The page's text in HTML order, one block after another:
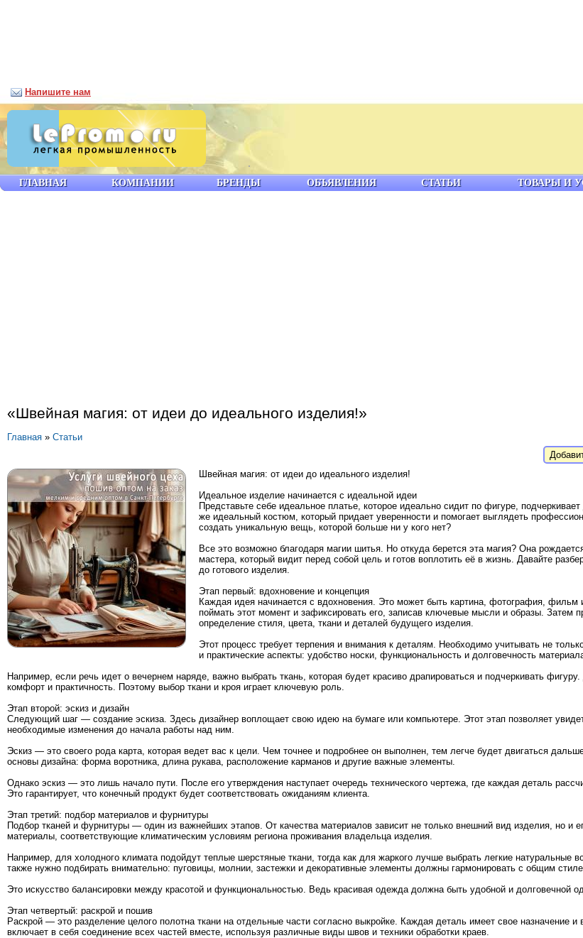
«Швейная магия: от идеи до идеального изделия!»
Главная » Статьи
Швейная магия: от идеи до идеального изделия!
Идеальное изделие начинается с идеальной идеи
Представьте себе идеальное платье, которое идеально сидит по фигуре,
же идеальный костюм, который придает уверенности и помогает выглядеть
создать уникальную вещь, которой больше ни у кого нет?
Все это возможно благодаря магии шитья. Но откуда берется эта магия? Она
мастера, который видит перед собой цель и готов воплотить её в жизнь. Давайте
до готового изделия.
Этап первый: вдохновение и концепция
Каждая идея начинается с вдохновения. Это может быть картина, фотография,
поймать этот момент и зафиксировать его, записав ключевые мысли и образы. Затем
определение стиля, цвета, ткани и деталей будущего изделия.
Этот процесс требует терпения и внимания к деталям. Необходимо учитывать не
и практические аспекты: удобство носки, функциональность и долговечность
Например, если речь идет о вечернем наряде, важно выбрать ткань, которая будет красиво драпироваться и подчеркивать
комфорт и практичность. Поэтому выбор ткани и кроя играет ключевую роль.
Этап второй: эскиз и дизайн
Следующий шаг — создание эскиза. Здесь дизайнер воплощает свою идею на бумаге или компьютере. Этот этап позволяет
необходимые изменения до начала работы над ним.
Эскиз — это своего рода карта, которая ведет вас к цели. Чем точнее и подробнее он выполнен, тем легче будет двигаться
основы дизайна: форма воротника, длина рукава, расположение карманов и другие важные элементы.
Однако эскиз — это лишь начало пути. После его утверждения наступает очередь технического чертежа, где каждая деталь
Это гарантирует, что конечный продукт будет соответствовать ожиданиям клиента.
Этап третий: подбор материалов и фурнитуры
Подбор тканей и фурнитуры — один из важнейших этапов. От качества материалов зависит не только внешний вид изделия, но и
материалы, соответствующие климатическим условиям региона проживания владельца изделия.
Например, для холодного климата подойдут теплые шерстяные ткани, тогда как для жаркого лучше выбрать легкие натуральные
также нужно подбирать внимательно: пуговицы, молнии, застежки и декоративные элементы должны гармонировать с общим
Это искусство балансировки между красотой и функциональностью. Ведь красивая одежда должна быть удобной и долговечной
Этап четвертый: раскрой и пошив
Раскрой — это разделение целого полотна ткани на отдельные части согласно выкройке. Каждая деталь имеет свое
включает в себя соединение всех частей вместе, используя различные виды швов и техники обработки краев.
ГЛАВНАЯ КОМПАНИИ БРЕНДЫ ОБЪЯВЛЕНИЯ СТАТЬИ ТОВАРЫ И
Напишите нам